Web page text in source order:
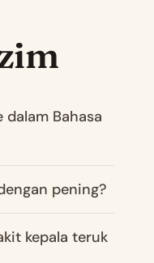
Bahasa
pening?
kepala teruk